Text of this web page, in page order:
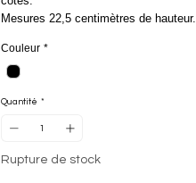
Mesures 22,5 centimètres de hauteur.
Couleur *
Quantité *
Rupture de stock